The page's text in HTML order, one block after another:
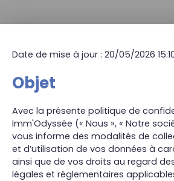
Date de mise à jour : 20/05/2026
Objet
Avec la présente politique de
Imm'Odyssée (« Nous », « Notre
vous informe des modalités de
et d’utilisation de vos données à
ainsi que de vos droits au regard
légales et réglementaires